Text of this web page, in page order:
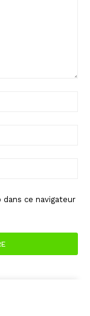
ce navigateur